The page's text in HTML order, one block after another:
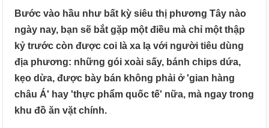
Bước vào hầu như bất kỳ siêu thị phương Tây nào
ngày nay, bạn sẽ bắt gặp một điều mà chỉ một thập
kỷ trước còn được coi là xa lạ với người tiêu dùng
địa phương: những gói xoài sấy, bánh chips dứa,
kẹo dừa, được bày bán không phải ở 'gian hàng
châu Á' hay 'thực phẩm quốc tế' nữa, mà ngay trong
khu đồ ăn vặt chính.